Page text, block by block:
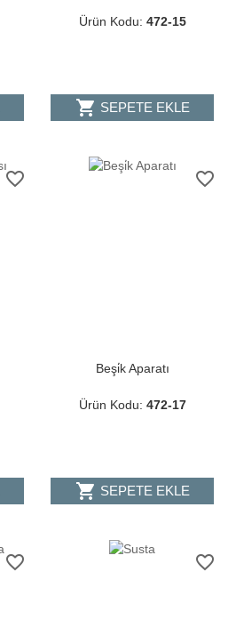
Ürün Kodu: 472-15
shopping_cart SEPETE EKLE
favorite_border favorite_border
Beşi̇k Aparatı
Ürün Kodu: 472-17
shopping_cart SEPETE EKLE
favorite_border favorite_border